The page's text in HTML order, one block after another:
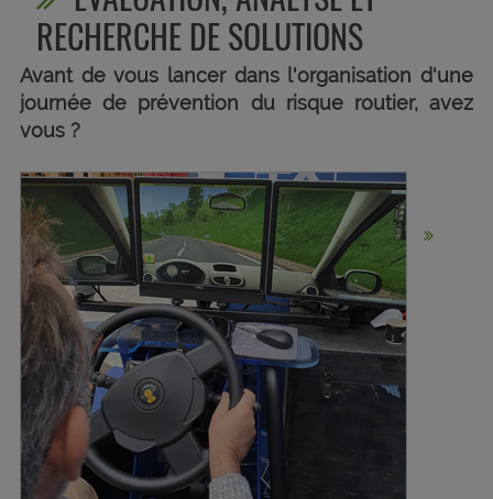
RECHERCHE DE SOLUTIONS
Avant de vous lancer dans l'organisation d'une
journée de prévention du risque routier, avez
vous ?